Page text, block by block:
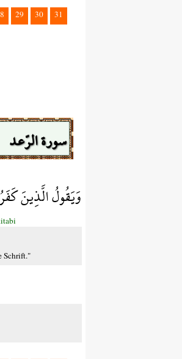
29 30
31
سورة الرّعد
وَيَقُولُ الَّذِينَ
Schrift."